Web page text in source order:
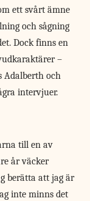
ett svårt ämne
och sågning
Dock finns en
–
Adalberth och
intervjuer.
till en av
år väcker
berätta att jag är
inte minns det